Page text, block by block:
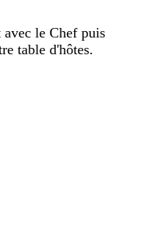
le Chef puis
table d'hôtes.